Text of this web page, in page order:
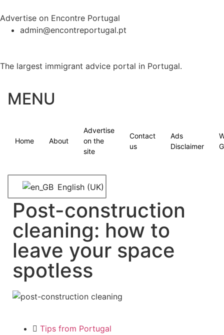
Advertise on Encontre Portugal
admin@encontreportugal.pt
The largest immigrant advice portal in Portugal.
MENU
Home About
Advertise
on the
site
Contact
us
Ads
Disclaimer
English (UK)
Post-construction
cleaning: how to
leave your space
spotless
Tips from Portugal